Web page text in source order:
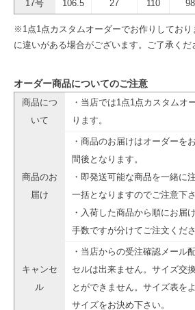
17号 106.5 27 110 98
※1点1点カスタムオーダーでお作りしてお
に違いがある場合がございます。ご了承くだ
オーダー商品についてのご注意
商品につ
いて
・当店では1点1点カスタムオ
ります。
商品のお
届け
・商品のお届けはオーダーを
間後となります。
・即発送可能な商品を一緒に
一括となりますのでご注意下さ
・入荷した商品から順にお届
手数ですが分けてご注文くださ
キャンセ
ル
・当店からの受注確認メール
セルは出来ません。サイズ交
とができません。サイズ表を
サイズをお決め下さい。